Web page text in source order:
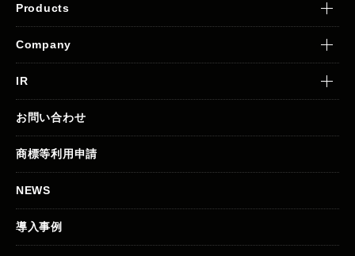
Products
Company
IR
お問い合わせ
商標等利用申請
NEWS
導入事例